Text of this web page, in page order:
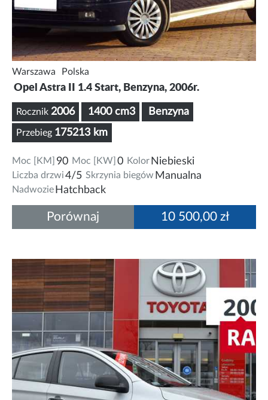
Warszawa Polska
Opel Astra II 1.4 Start, Benzyna, 2006r.
Rocznik 2006 1400 cm3 Benzyna
Przebieg 175213 km
Moc [KM] 90 Moc [KW] 0 Kolor Niebieski
Liczba drzwi4/5 Skrzynia biegów Manualna
Nadwozie Hatchback
10 500,00 zł
Porównaj